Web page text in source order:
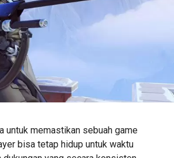
untuk memastikan sebuah game
bisa tetap hidup untuk waktu